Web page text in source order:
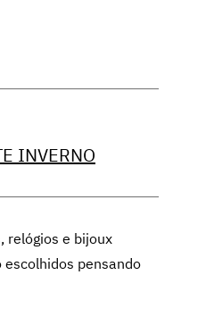
INVERNO
relógios e bijoux
pensando